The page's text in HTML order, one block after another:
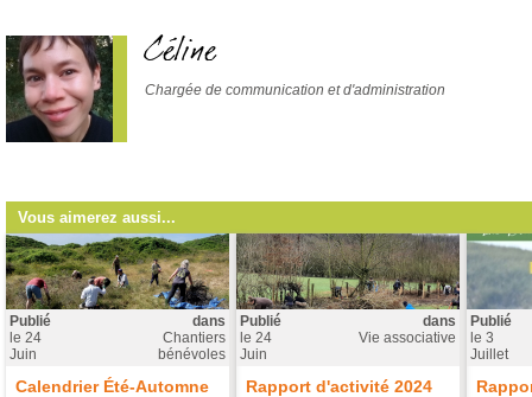
Céline
Chargée de communication et d'administration
Vous aimerez aussi...
Publié
le 24
Juin
dans
Chantiers
bénévoles
Calendrier Été-Automne
Publié
le 24
Juin
dans
Vie associative
Rapport d'activité 2024
Publié
le 3
Juillet